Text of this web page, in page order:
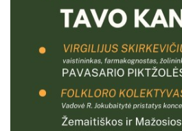
KULTŪROS
KPD PROJEKTAS
KPD PROJEKTAS